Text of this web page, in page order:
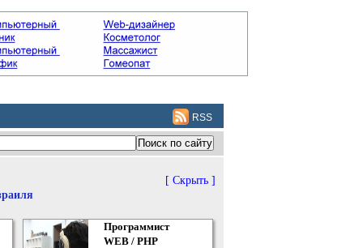
RSS
[ Скрыть ]
Программист
WEB / PHP